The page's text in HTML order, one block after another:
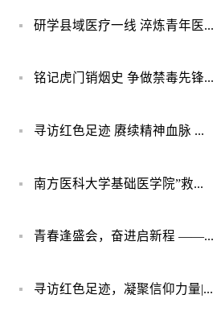
研学县域医疗一线 淬炼青年医...
铭记虎门销烟史 争做禁毒先锋...
寻访红色足迹 赓续精神血脉 ...
南方医科大学基础医学院”救...
青春逢盛会，奋进启新程 ——...
寻访红色足迹，凝聚信仰力量|...